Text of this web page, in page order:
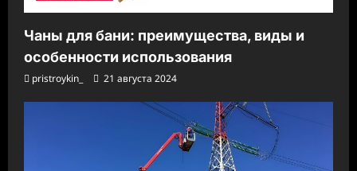
Чаны для бани: преимущества, виды и
особенности использования
pristroykin_ 21 августа 2024